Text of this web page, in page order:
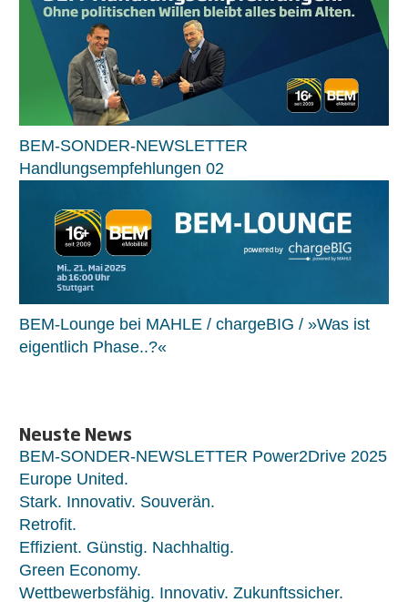
BEM-SONDER-NEWSLETTER
Handlungsempfehlungen 02
BEM-Lounge bei MAHLE / chargeBIG / »Was ist
eigentlich Phase..?«
Neuste News
BEM-SONDER-NEWSLETTER Power2Drive 2025
Europe United.
Stark. Innovativ. Souverän.
Retrofit.
Effizient. Günstig. Nachhaltig.
Green Economy.
Wettbewerbsfähig. Innovativ. Zukunftssicher.